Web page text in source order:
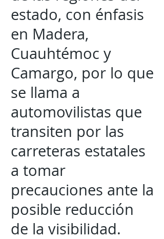
estado, con énfasis
en Madera,
Cuauhtémoc y
Camargo, por lo que
se llama a
automovilistas que
transiten por las
carreteras estatales
a tomar
precauciones ante la
posible reducción
de la visibilidad.